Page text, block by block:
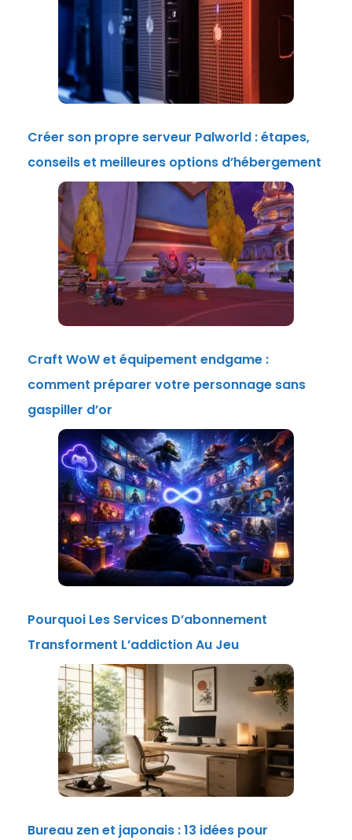
Créer son propre serveur Palworld : étapes,
conseils et meilleures options d’hébergement
Craft WoW et équipement endgame :
comment préparer votre personnage sans
gaspiller d’or
Pourquoi Les Services D’abonnement
Transforment L’addiction Au Jeu
Bureau zen et japonais : 13 idées pour